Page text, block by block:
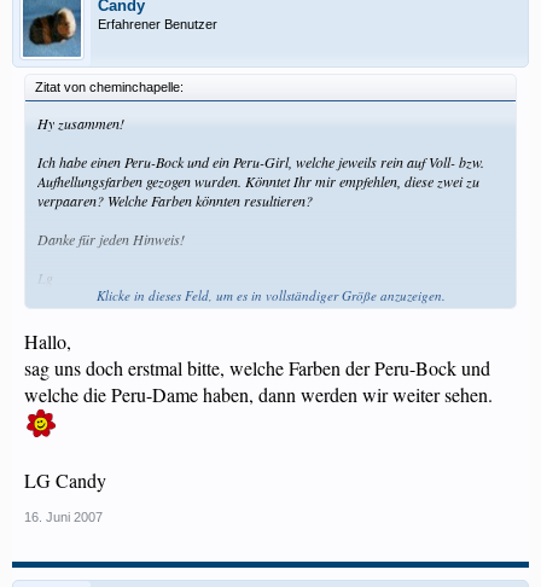
Candy
Erfahrener Benutzer
Zitat von cheminchapelle:
Hy zusammen!
Ich habe einen Peru-Bock und ein Peru-Girl, welche jeweils rein auf Voll- bzw.
Aufhellungsfarben gezogen wurden. Könntet Ihr mir empfehlen, diese zwei zu
verpaaren? Welche Farben könnten resultieren?
Danke für jeden Hinweis!
Lg
www.cheminchapelle.ch.vu
Klicke in dieses Feld, um es in vollständiger Größe anzuzeigen.
Hallo,
sag uns doch erstmal bitte, welche Farben der Peru-Bock und
welche die Peru-Dame haben, dann werden wir weiter sehen.
LG Candy
16. Juni 2007